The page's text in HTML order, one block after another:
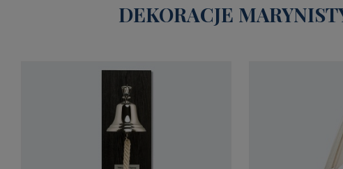
DEKORACJE